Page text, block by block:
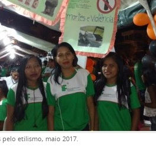
pelo etilismo, maio 2017.